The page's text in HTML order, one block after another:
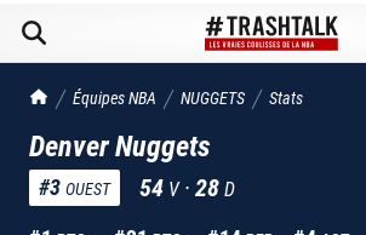
TrashTalk Actu NBA
Équipes NBA NUGGETS Stats
Denver Nuggets
#3 OUEST 54 V ·28D